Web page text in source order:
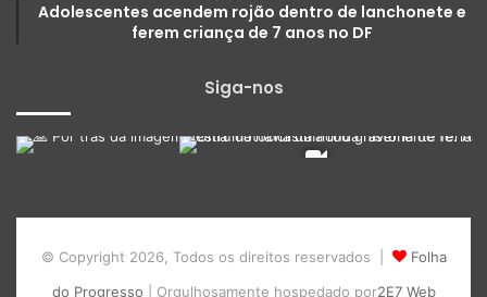
Adolescentes acendem rojão dentro de lanchonete e
ferem criança de 7 anos no DF
Siga-nos
© Copyright 2026, Todos os direitos reservados |
Folha
do Progresso | Orgulhosamente hospedado por2E7 Web